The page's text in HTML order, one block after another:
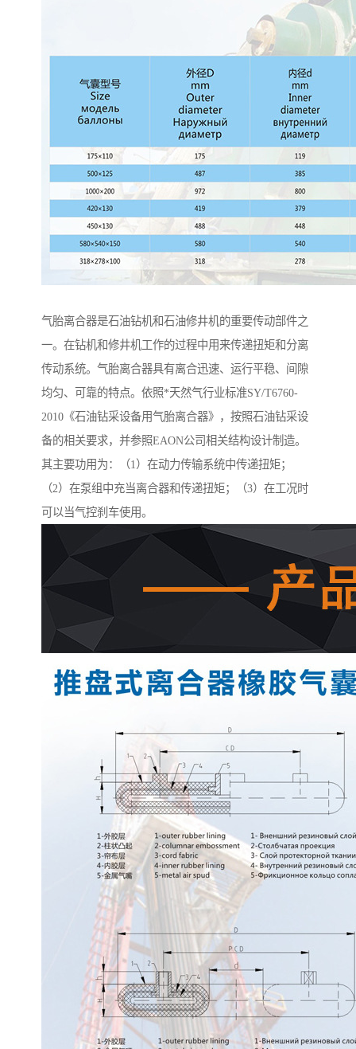
气胎离合器是石油钻机和石油修井机的重要传动部件之
一。在钻机和修井机工作的过程中用来传递扭矩和分离
传动系统。气胎离合器具有离合迅速、运行平稳、间隙
均匀、可靠的特点。依照*天然气行业标准SY/T6760-
2010《石油钻采设备用气胎离合器》，按照石油钻采设
备的相关要求，并参照EAON公司相关结构设计制造。
其主要功用为：（1）在动力传输系统中传递扭矩；
（2）在泵组中充当离合器和传递扭矩；（3）在工况时
可以当气控刹车使用。